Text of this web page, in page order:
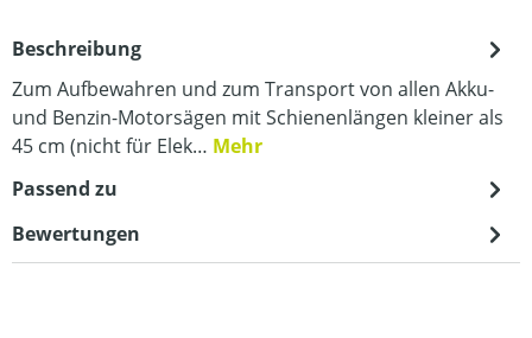
Beschreibung
Zum Aufbewahren und zum Transport von allen Akku-
und Benzin-Motorsägen mit Schienenlängen kleiner als
45 cm (nicht für Elek… Mehr
Passend zu
Bewertungen